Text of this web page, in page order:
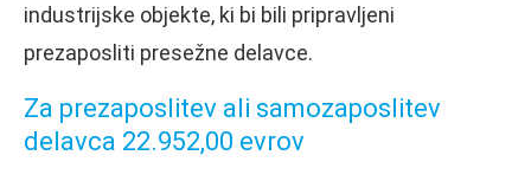
industrijske objekte, ki bi bili pripravljeni
prezaposliti presežne delavce.
Za prezaposlitev ali samozaposlitev
delavca 22.952,00 evrov